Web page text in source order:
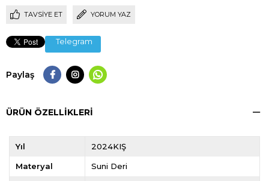
TAVSIYE ET YORUM YAZ
Telegram
Paylaş
ÜRÜN ÖZELLIKLERI
Yıl 2024KIŞ
Materyal Suni Deri